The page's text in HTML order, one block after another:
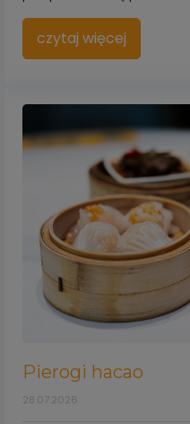
czytaj więcej
Pierogi hacao
28.07.2026